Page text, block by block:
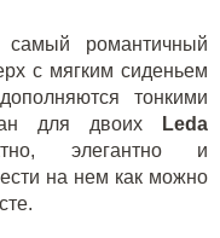
романтичный
с мягким сиденьем
тонкими
для двоих
Leda
элегантно и
на нем как можно